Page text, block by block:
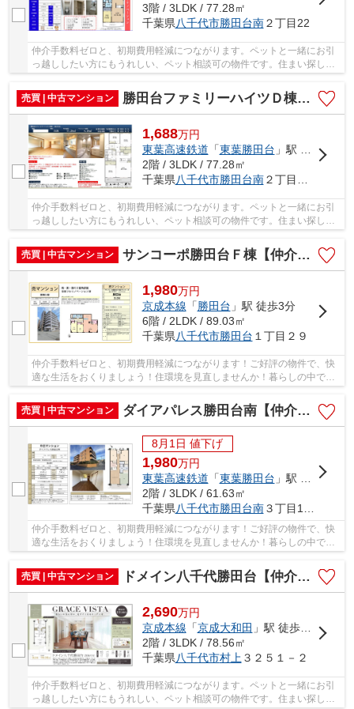
3階 / 3LDK / 77.28㎡
千葉県八千代市勝田台南２丁目22
仲介手数料ゼロと、初期費用軽減につながります。ペットと一緒にお引
っ越ししたい方にもうれしい、ペット相談可の物件です。住まい探しで
売買 | 中古マンション
勝田台ファミリーハイツＤ棟【仲介手数料無料】
1,688万円
東葉高速鉄道 「東葉勝田台 」駅 徒歩14分
2階 / 3LDK / 77.28㎡
千葉県八千代市勝田台南２丁目２２
仲介手数料ゼロと、初期費用軽減につながります。ペットと一緒にお引
っ越ししたい方にもうれしい、ペット相談可の物件です。住まい探しで
大切なことは、その住まいがどれだけあなたの...
売買 | 中古マンション
サンコーポ勝田台Ｆ棟【仲介手数料無料】
1,980万円
京成本線 「勝田台 」駅 徒歩3分
6階 / 2LDK / 89.03㎡
千葉県八千代市勝田台 １丁目２９
仲介手数料ゼロと、初期費用軽減につながります！ご好評の物件で、快
適な生活をおくりましょう！住環境を見直しませんか！暮らしの中で
も、住居は充実した生活を送るための大きな役割...
売買 | 中古マンション
ダイアパレス勝田台南【仲介手数料無料】
8月1日 値下げ
1,980万円
東葉高速鉄道 「東葉勝田台 」駅 徒歩19分
2階 / 3LDK / 61.63㎡
千葉県八千代市勝田台南３丁目15-20
仲介手数料ゼロと、初期費用軽減につながります！ご好評の物件で、快
適な生活をおくりましょう！住環境を見直しませんか！暮らしの中で
売買 | 中古マンション
ドメイン八千代勝田台【仲介手数料無料】
2,690万円
京成本線 「京成大和田 」駅 徒歩9分
2階 / 3LDK / 78.56㎡
千葉県八千代市村上３２５１－２
仲介手数料ゼロと、初期費用軽減につながります。ペットと一緒にお引
っ越ししたい方にもうれしい、ペット相談可の物件です。住まい探しで